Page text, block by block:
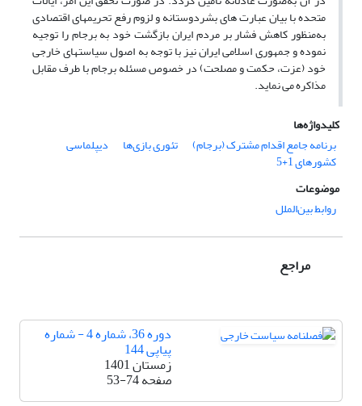
متحده با بیان عبارت­ های بشردوستانه و لزوم رفع تحریم­های اقتصادی
به‌منظور کاهش فشار بر مردم ایران بازگشت خود به برجام را توجیه
نموده و جمهوری اسلامی ایران نیز با توجه ‌به اصول سیاست­های خارجی
خود (عزت، حکمت و مصلحت) در خصوص مسئله برجام با طرف مقابل
مذاکره می ­نماید.
کلیدواژه‌ها
برنامه جامع اقدام مشترک (برجام)
تئوری بازی‌ها دیپلماسی
کشورهای 1+5
موضوعات
روابط بین‌الملل
مراجع
دوره 36، شماره 4 - شماره
پیاپی 144
زمستان 1401
صفحه53-74